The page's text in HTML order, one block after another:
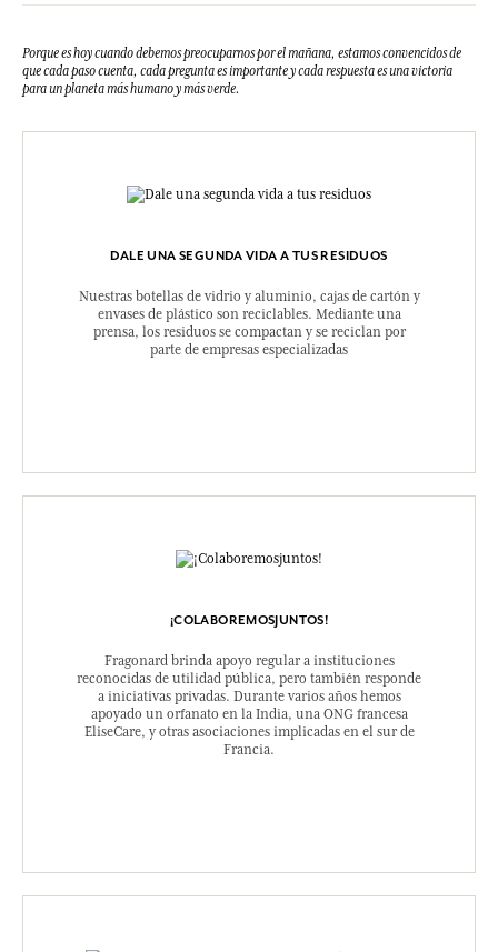
Porque es hoy cuando debemos preocuparnos por el mañana, estamos convencidos de
que cada paso cuenta, cada pregunta es importante y cada respuesta es una victoria
para un planeta más humano y más verde.
DALE UNA SEGUNDA VIDA A TUS RESIDUOS
Nuestras botellas de vidrio y aluminio, cajas de cartón y
envases de plástico son reciclables. Mediante una
prensa, los residuos se compactan y se reciclan por
parte de empresas especializadas
¡COLABOREMOSJUNTOS!
Fragonard brinda apoyo regular a instituciones
reconocidas de utilidad pública, pero también responde
a iniciativas privadas. Durante varios años hemos
apoyado un orfanato en la India, una ONG francesa
EliseCare, y otras asociaciones implicadas en el sur de
Francia.